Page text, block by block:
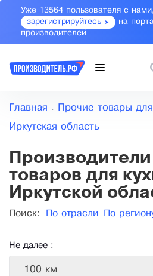
Уже 13564 пользователя с нами,
зарегистрируйтесь
на
производителей
Главная Прочие товары
Иркутская область
товаров для
Иркутской
Поиск: По отрасли По
Не далее :
100 км